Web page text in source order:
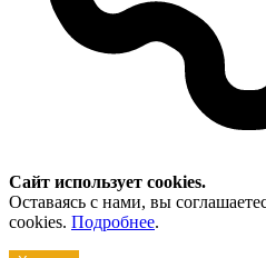
Сайт использует cookies.
Оставаясь с нами, вы
cookies. Подробнее.